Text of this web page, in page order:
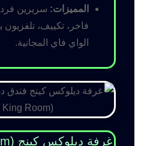
المميزات: سريرين
فاخر، تكييف،
الواي فاي المجانية.
غرفة ديلوكس كينج (Deluxe King Room)